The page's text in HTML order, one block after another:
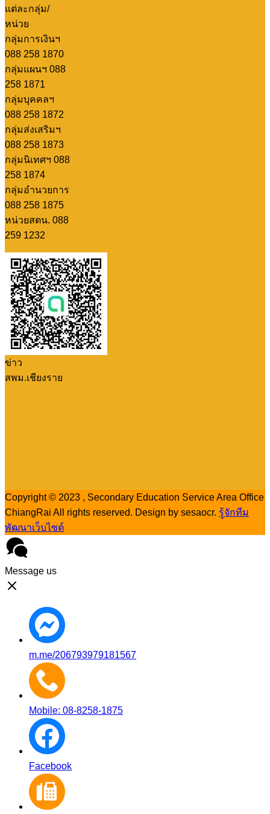
แต่ละกลุ่ม/
หน่วย
กลุ่มการเงินฯ
088 258 1870
กลุ่มแผนฯ 088
258 1871
กลุ่มบุคคลฯ
088 258 1872
กลุ่มส่งเสริมฯ
088 258 1873
กลุ่มนิเทศฯ 088
258 1874
กลุ่มอำนวยการ
088 258 1875
หน่วยสตน. 088
259 1232
ข่าว
สพม.เชียงราย
Copyright © 2023 , Secondary Education Service Area Office
ChiangRai All rights reserved. Design by sesaocr. รู้จักทีม
พัฒนาเว็บไซต์
Message us
m.me/206793979181567
Mobile: 08-8258-1875
Facebook